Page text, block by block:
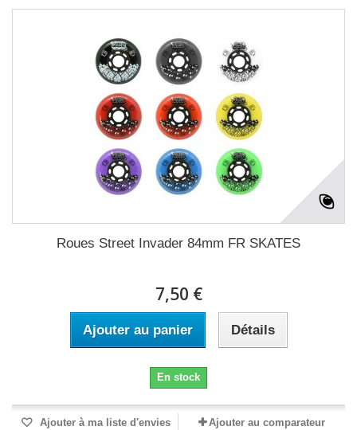
Roues Street Invader 84mm FR SKATES
7,50 €
Ajouter au panier Détails
En stock
Ajouter à ma liste d'envies Ajouter au comparateur